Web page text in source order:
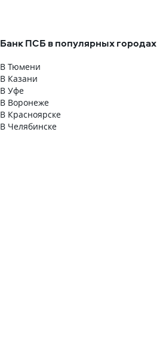
Банк ПСБ в популярных городах
В Тюмени
В Казани
В Уфе
В Воронеже
В Красноярске
В Челябинске